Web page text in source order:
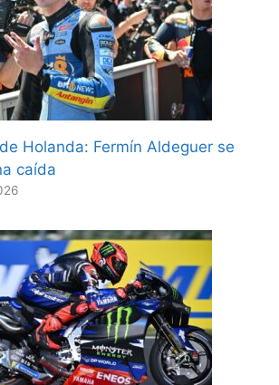
Holanda: Fermín Aldeguer se
caída